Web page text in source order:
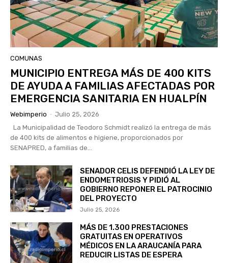
COMUNAS
MUNICIPIO ENTREGA MÁS DE 400 KITS
DE AYUDA A FAMILIAS AFECTADAS POR
EMERGENCIA SANITARIA EN HUALPÍN
Webimperio - Julio 25, 2026
La Municipalidad de Teodoro Schmidt realizó la entrega de más
de 400 kits de alimentos e higiene, proporcionados por
SENAPRED, a familias de...
SENADOR CELIS DEFENDIÓ LA LEY DE
ENDOMETRIOSIS Y PIDIÓ AL
GOBIERNO REPONER EL PATROCINIO
DEL PROYECTO
Julio 25, 2026
MÁS DE 1.300 PRESTACIONES
GRATUITAS EN OPERATIVOS
MÉDICOS EN LA ARAUCANÍA PARA
REDUCIR LISTAS DE ESPERA